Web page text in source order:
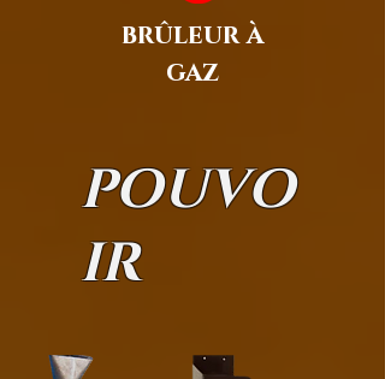
brûleur à
gaz
POUVO
IR